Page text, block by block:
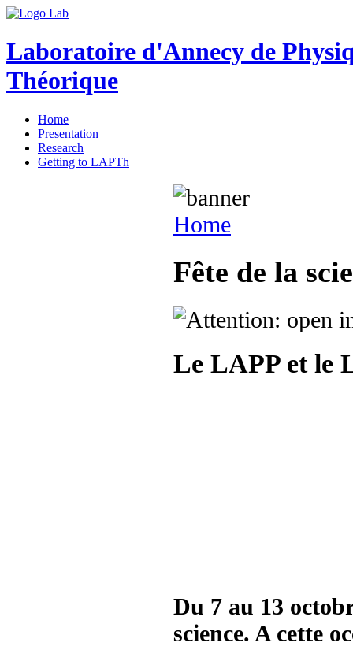
Laboratoire d'Annecy de
Théorique
Home
Presentation
Research
Getting to LAPTh
Home
Fête de la
Le LAPP et le
Du 7 au 13
science. A cette